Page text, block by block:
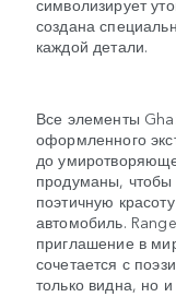
символизирует
создана
каждой детали.
Все элементы
оформленного
до
продуманы, чтобы
поэтичную
автомобиль.
приглашение в
сочетается с
только видна, но